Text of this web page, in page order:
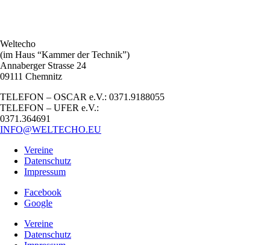
Weltecho
(im Haus “Kammer der Technik”)
Annaberger Strasse 24
09111 Chemnitz
TELEFON – OSCAR e.V.: 0371.9188055
TELEFON – UFER e.V.:
0371.364691
INFO@WELTECHO.EU
Vereine
Datenschutz
Impressum
Facebook
Google
Vereine
Datenschutz